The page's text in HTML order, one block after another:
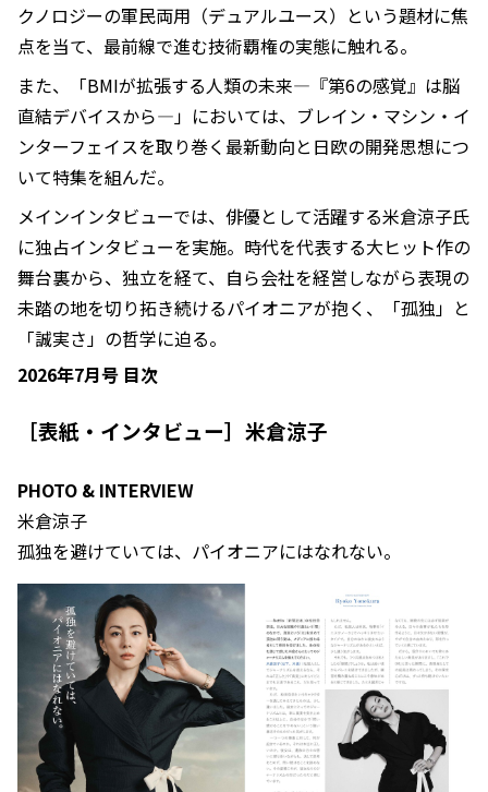
クノロジーの軍民両用（デュアルユース）という題材に焦
点を当て、最前線で進む技術覇権の実態に触れる。
また、「BMIが拡張する人類の未来―『第6の感覚』は脳
直結デバイスから―」においては、ブレイン・マシン・イ
ンターフェイスを取り巻く最新動向と日欧の開発思想につ
いて特集を組んだ。
メインインタビューでは、俳優として活躍する米倉涼子氏
に独占インタビューを実施。時代を代表する大ヒット作の
舞台裏から、独立を経て、自ら会社を経営しながら表現の
未踏の地を切り拓き続けるパイオニアが抱く、「孤独」と
「誠実さ」の哲学に迫る。
2026年7月号 目次
［表紙・インタビュー］米倉涼子
PHOTO & INTERVIEW
米倉涼子
孤独を避けていては、パイオニアにはなれない。